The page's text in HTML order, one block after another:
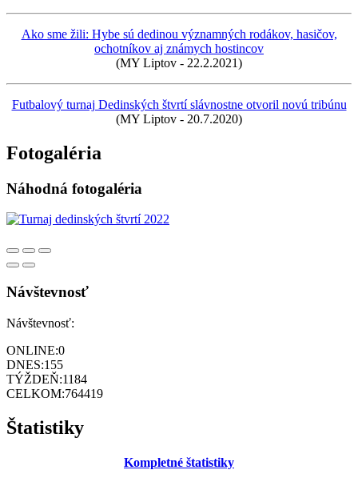
Ako sme žili: Hybe sú dedinou významných rodákov, hasičov,
ochotníkov aj známych hostincov
(MY Liptov - 22.2.2021)
Futbalový turnaj Dedinských štvrtí slávnostne otvoril novú tribúnu
(MY Liptov - 20.7.2020)
Fotogaléria
Náhodná fotogaléria
Návštevnosť
Návštevnosť:
ONLINE:0
DNES:155
TÝŽDEŇ:1184
CELKOM:764419
Štatistiky
Kompletné štatistiky